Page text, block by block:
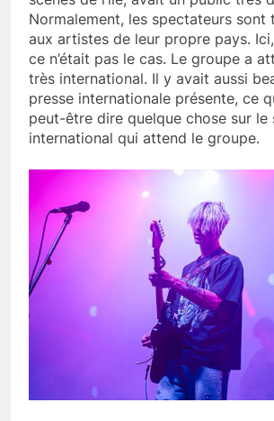
Normalement, les spectateurs sont
aux artistes de leur propre pays.
ce n’était pas le cas. Le groupe a
très international. Il y avait aussi
presse internationale présente, ce
peut-être dire quelque chose sur le
international qui attend le groupe.